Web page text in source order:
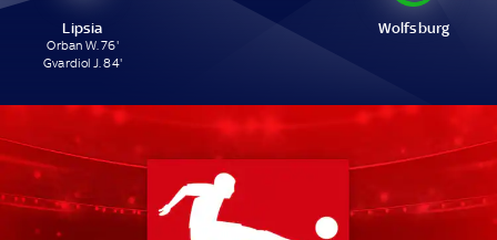
Lipsia
Orban W. 76'
Gvardiol J. 84'
Wolfsburg